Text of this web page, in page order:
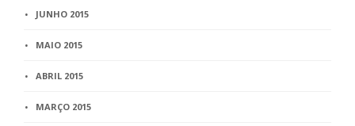
JUNHO 2015
MAIO 2015
ABRIL 2015
MARÇO 2015